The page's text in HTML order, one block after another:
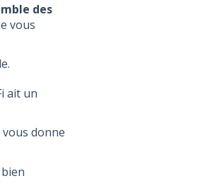
des
vous
ait un
donne